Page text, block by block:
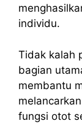
individu.
Tidak kalah
bagian
membantu
fungsi otot